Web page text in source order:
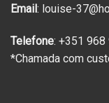
Email: louise-
Telefone: +351
*Chamada com